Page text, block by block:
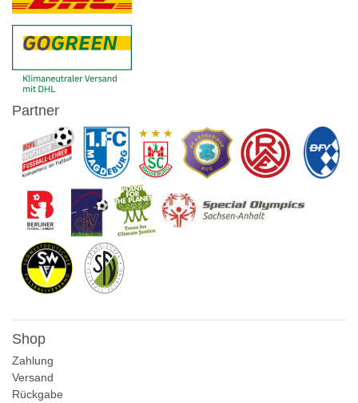
Partner
Shop
Zahlung
Versand
Rückgabe